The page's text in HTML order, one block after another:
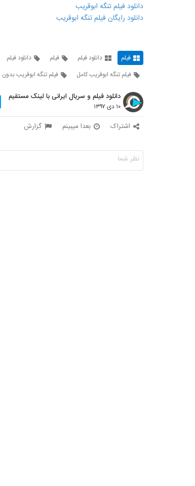
دانلود فیلم تنگه ابوقریب
دانلود رایگان فیلم تنگه ابوقریب
فیلم دانلود فیلم فیلم دانلود فیلم
فیلم تنگه ابوقریب کامل
فیلم تنگه ابوقریب بدون
دانلود فیلم و سریال ایرانی با لینک مستقیم
۱۰ دی ۱۳۹۷
اشتراک بعدا میبینم گزارش